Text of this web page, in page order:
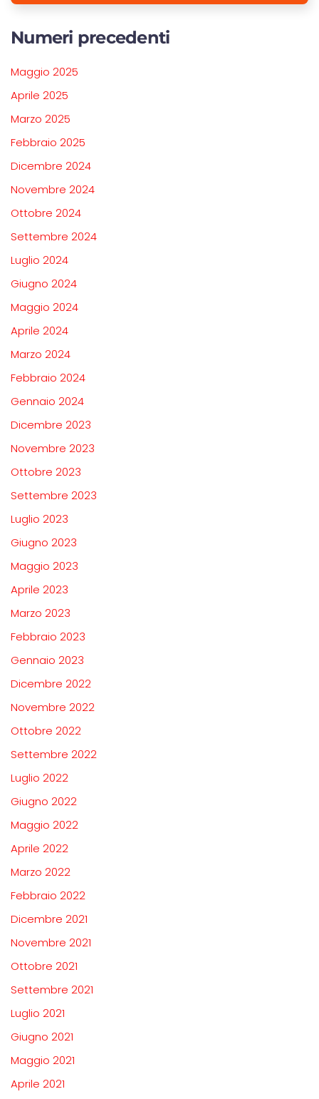
Numeri precedenti
Maggio 2025
Aprile 2025
Marzo 2025
Febbraio 2025
Dicembre 2024
Novembre 2024
Ottobre 2024
Settembre 2024
Luglio 2024
Giugno 2024
Maggio 2024
Aprile 2024
Marzo 2024
Febbraio 2024
Gennaio 2024
Dicembre 2023
Novembre 2023
Ottobre 2023
Settembre 2023
Luglio 2023
Giugno 2023
Maggio 2023
Aprile 2023
Marzo 2023
Febbraio 2023
Gennaio 2023
Dicembre 2022
Novembre 2022
Ottobre 2022
Settembre 2022
Luglio 2022
Giugno 2022
Maggio 2022
Aprile 2022
Marzo 2022
Febbraio 2022
Dicembre 2021
Novembre 2021
Ottobre 2021
Settembre 2021
Luglio 2021
Giugno 2021
Maggio 2021
Aprile 2021